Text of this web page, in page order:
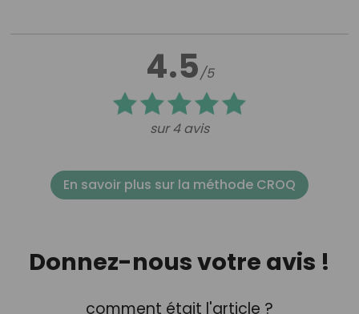
4.5/5
sur 4 avis
En savoir plus sur la méthode CROQ
Donnez-nous votre avis !
comment était l'article ?